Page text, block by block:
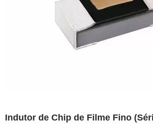
Indutor de Chip de Filme Fino